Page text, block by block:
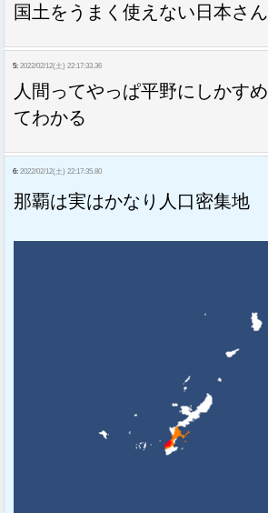
国土をうまく使えない日本さ
5: 2022/02/12(土) 22:17:33.36
人間ってやっぱ平野にしかす
てわかる
6: 2022/02/12(土) 22:17:35.80
那覇は実はかなり人口密集地